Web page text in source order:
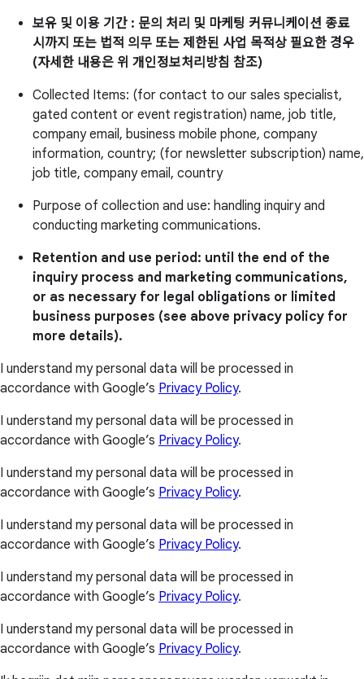
보유 및 이용 기간 : 문의 처리 및 마케팅 커뮤니케이션 종료
시까지 또는 법적 의무 또는 제한된 사업 목적상 필요한 경우
(자세한 내용은 위 개인정보처리방침 참조)
Collected Items: (for contact to our sales specialist,
gated content or event registration) name, job title,
company email, business mobile phone, company
information, country; (for newsletter subscription) name,
job title, company email, country
Purpose of collection and use: handling inquiry and
conducting marketing communications.
Retention and use period: until the end of the
inquiry process and marketing communications,
or as necessary for legal obligations or limited
business purposes (see above privacy policy for
more details).
I understand my personal data will be processed in
accordance with Google’s Privacy Policy.
I understand my personal data will be processed in
accordance with Google’s Privacy Policy.
I understand my personal data will be processed in
accordance with Google’s Privacy Policy.
I understand my personal data will be processed in
accordance with Google’s Privacy Policy.
I understand my personal data will be processed in
accordance with Google’s Privacy Policy.
I understand my personal data will be processed in
accordance with Google’s Privacy Policy.